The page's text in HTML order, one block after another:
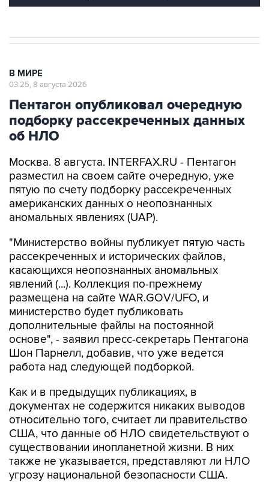
В МИРЕ
03:25, 8 августа 2026
Пентагон опубликовал очередную
подборку рассекреченных данных
об НЛО
Москва. 8 августа. INTERFAX.RU - Пентагон
разместил на своем сайте очередную, уже
пятую по счету подборку рассекреченных
американских данных о неопознанных
аномальных явлениях (UAP).
"Министерство войны публикует пятую часть
рассекреченных и исторических файлов,
касающихся неопознанных аномальных
явлений (...). Коллекция по-прежнему
размещена на сайте WAR.GOV/UFO, и
министерство будет публиковать
дополнительные файлы на постоянной
основе", - заявил пресс-секретарь Пентагона
Шон Парнелл, добавив, что уже ведется
работа над следующей подборкой.
Как и в предыдущих публикациях, в
документах не содержится никаких выводов
относительно того, считает ли правительство
США, что данные об НЛО свидетельствуют о
существовании инопланетной жизни. В них
также не указывается, представляют ли НЛО
угрозу национальной безопасности США.